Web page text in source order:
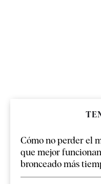
Cómo no perder el
que mejor
bronceado más